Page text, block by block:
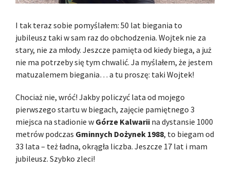
I tak teraz sobie pomyślałem: 50 lat biegania to
jubileusz taki w sam raz do obchodzenia. Wojtek nie za
stary, nie za młody. Jeszcze pamięta od kiedy biega, a już
nie ma potrzeby się tym chwalić. Ja myślałem, że jestem
matuzalemem biegania… a tu proszę: taki Wojtek!
Chociaż nie, wróć! Jakby policzyć lata od mojego
pierwszego startu w biegach, zajęcie pamiętnego 3
miejsca na stadionie w Górze Kalwarii na dystansie 1000
metrów podczas Gminnych Dożynek 1988, to biegam od
33 lata – też ładna, okrągła liczba. Jeszcze 17 lat i mam
jubileusz. Szybko zleci!